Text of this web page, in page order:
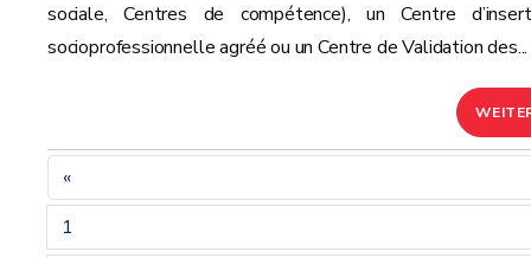
sociale, Centres de compétence), un Centre
socioprofessionnelle agréé ou un Centre de Validation des...
«
1